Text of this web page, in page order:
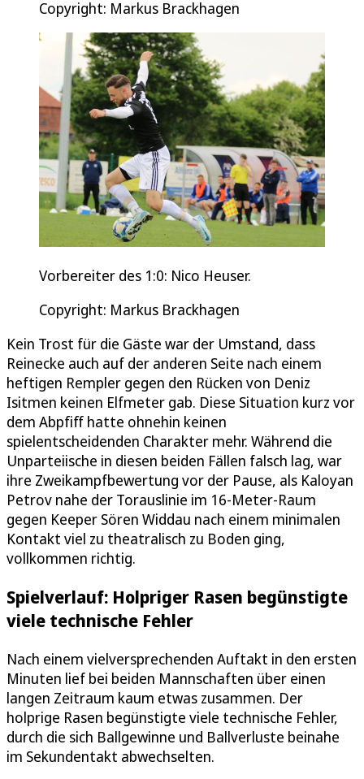
Copyright: Markus Brackhagen
Vorbereiter des 1:0: Nico Heuser.
Copyright: Markus Brackhagen
Kein Trost für die Gäste war der Umstand, dass
Reinecke auch auf der anderen Seite nach einem
heftigen Rempler gegen den Rücken von Deniz
Isitmen keinen Elfmeter gab. Diese Situation kurz vor
dem Abpfiff hatte ohnehin keinen
spielentscheidenden Charakter mehr. Während die
Unparteiische in diesen beiden Fällen falsch lag, war
ihre Zweikampfbewertung vor der Pause, als Kaloyan
Petrov nahe der Torauslinie im 16-Meter-Raum
gegen Keeper Sören Widdau nach einem minimalen
Kontakt viel zu theatralisch zu Boden ging,
vollkommen richtig.
Spielverlauf: Holpriger Rasen begünstigte
viele technische Fehler
Nach einem vielversprechenden Auftakt in den ersten
Minuten lief bei beiden Mannschaften über einen
langen Zeitraum kaum etwas zusammen. Der
holprige Rasen begünstigte viele technische Fehler,
durch die sich Ballgewinne und Ballverluste beinahe
im Sekundentakt abwechselten.